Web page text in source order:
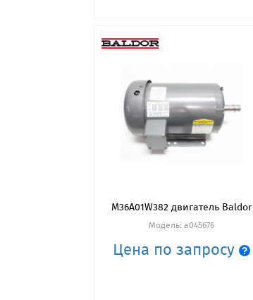
M36A01W382 двигатель Baldor
Модель: a045676
Цена по запросу